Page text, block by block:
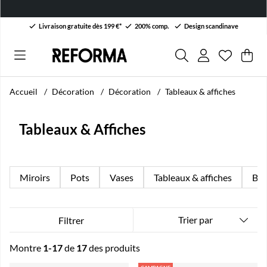
Livraison gratuite dès 199 €* 200% comp. Design scandinave
Liste de
Nombre
. .
Accueil Décoration Décoration Tableaux & affiches
Tableaux & Affiches
Miroirs Pots Vases Tableaux & affiches
Filtrer Trier par
Montre 1-17de 17des produits